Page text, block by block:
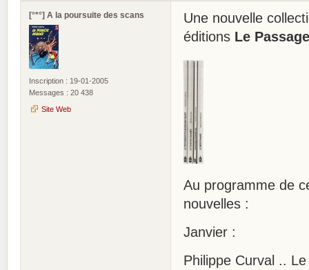
[°*°] A la poursuite des scans
Inscription : 19-01-2005
Messages : 20 438
Site Web
Une nouvelle
éditions Le
Au programme de
nouvelles :
Janvier :
Philippe Curval ..